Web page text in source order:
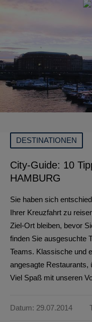
DESTINATIONEN
City-Guide: 10
HAMBURG
Sie haben sich
Ihrer Kreuzfahrt zu
Ziel-Ort bleiben, bevor
finden Sie ausgesuchte
Teams. Klassische und
angesagte Restaurants,
Viel Spaß mit unseren
Datum: 29.07.2014